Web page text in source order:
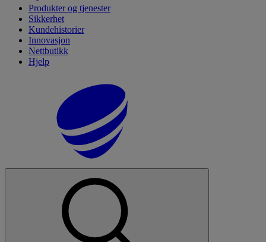
Produkter og tjenester
Sikkerhet
Kundehistorier
Innovasjon
Nettbutikk
Hjelp